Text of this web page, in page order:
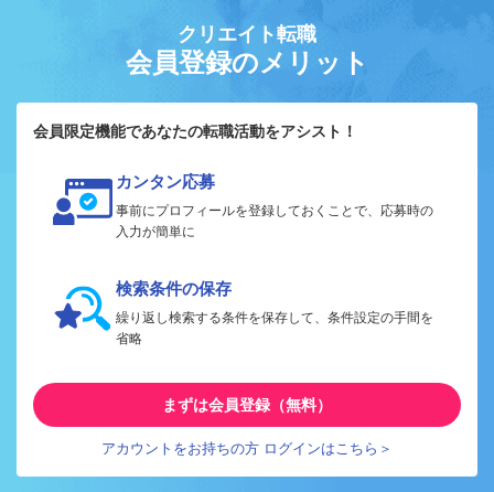
クリエイト転職
会員登録のメリット
会員限定機能であなたの転職活動をアシスト！
カンタン応募
事前にプロフィールを登録しておくことで、応募時の
入力が簡単に
検索条件の保存
繰り返し検索する条件を保存して、条件設定の手間を
省略
まずは会員登録（無料）
アカウントをお持ちの方 ログインはこちら＞